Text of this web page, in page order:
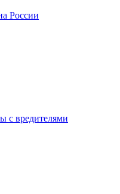
России
с вредителями